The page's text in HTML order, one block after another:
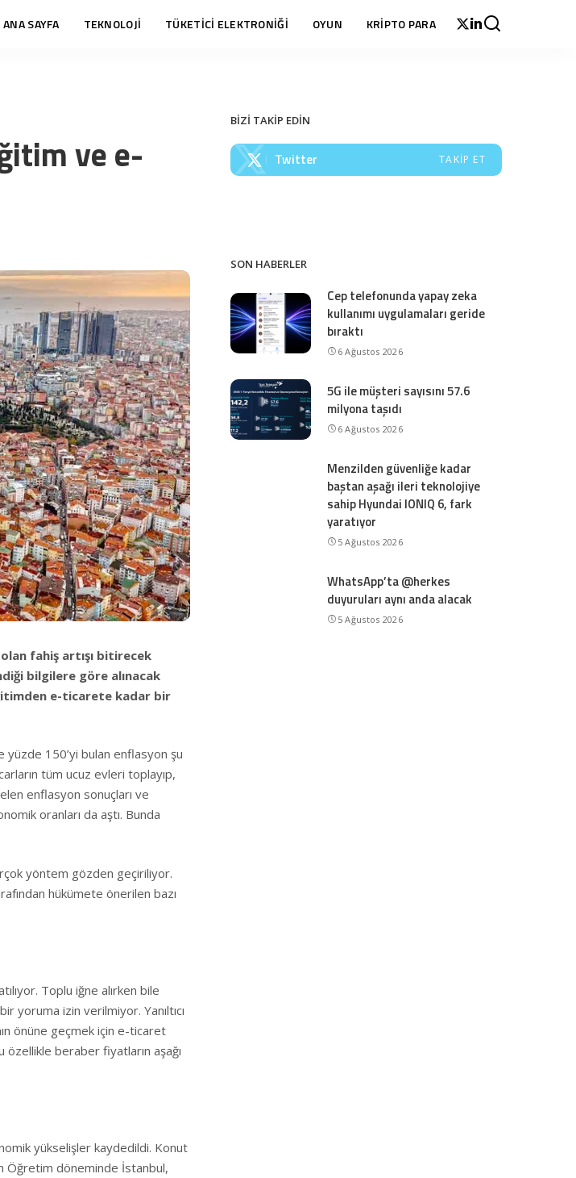
ANA SAYFA TEKNOLOJİ TÜKETİCİ ELEKTRONİĞİ OYUN KRİPTO PARA
ve e-
fahiş artışı bitirecek
bilgilere göre alınacak
e-ticarete kadar bir
yüzde 150’yi bulan enflasyon şu
tüm ucuz evleri toplayıp,
enflasyon sonuçları ve
oranları da aştı. Bunda
yöntem gözden geçiriliyor.
hükümete önerilen bazı
Toplu iğne alırken bile
yoruma izin verilmiyor. Yanıltıcı
önüne geçmek için e-ticaret
beraber fiyatların aşağı
yükselişler kaydedildi. Konut
Öğretim döneminde İstanbul,
BİZİ TAKİP EDİN
Twitter TAKIP ET
SON HABERLER
Cep telefonunda yapay zeka
kullanımı uygulamaları geride
bıraktı
6 Ağustos 2026
5G ile müşteri sayısını 57.6
milyona taşıdı
6 Ağustos 2026
Menzilden güvenliğe kadar
baştan aşağı ileri teknolojiye
sahip Hyundai IONIQ 6, fark
yaratıyor
5 Ağustos 2026
WhatsApp’ta @herkes
duyuruları aynı anda alacak
5 Ağustos 2026